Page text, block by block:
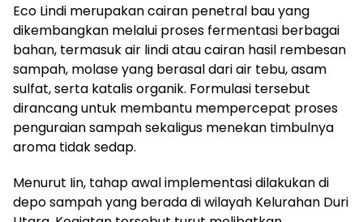
Eco Lindi merupakan cairan penetral bau yang
dikembangkan melalui proses fermentasi berbagai
bahan, termasuk air lindi atau cairan hasil rembesan
sampah, molase yang berasal dari air tebu, asam
sulfat, serta katalis organik. Formulasi tersebut
dirancang untuk membantu mempercepat proses
penguraian sampah sekaligus menekan timbulnya
aroma tidak sedap.
Menurut Iin, tahap awal implementasi dilakukan di
depo sampah yang berada di wilayah Kelurahan Duri